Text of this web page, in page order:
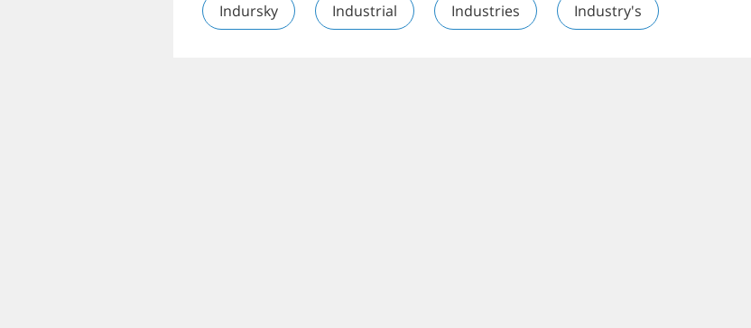
Indursky Industrial Industries Industry's